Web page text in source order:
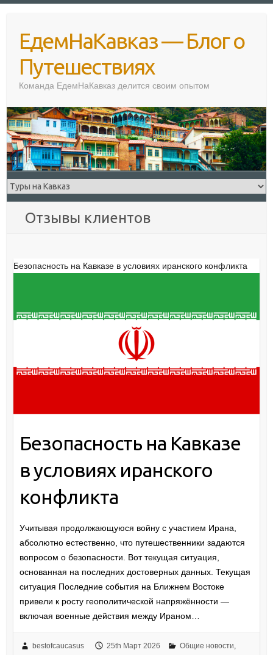
содержимому
ЕдемНаКавказ — Блог о
Путешествиях
Команда ЕдемНаКавказ делится своим опытом
Отзывы клиентов
Безопасность на Кавказе в условиях иранского конфликта
Безопасность на Кавказе
в условиях иранского
конфликта
Учитывая продолжающуюся войну с участием Ирана,
абсолютно естественно, что путешественники задаются
вопросом о безопасности. Вот текущая ситуация,
основанная на последних достоверных данных. Текущая
ситуация Последние события на Ближнем Востоке
привели к росту геополитической напряжённости —
включая военные действия между Ираном…
bestofcaucasus 25th Март 2026 Общие новости